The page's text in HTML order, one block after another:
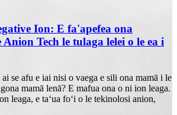
Ion: E fa'apefea ona
Anion Tech le tulaga lelei o le ea i
se afu e iai nisi o vaega e sili ona mamā i le
mamā lenā? E mafua ona o ni ion leaga.
leaga, e taʻua foʻi o le tekinolosi anion,